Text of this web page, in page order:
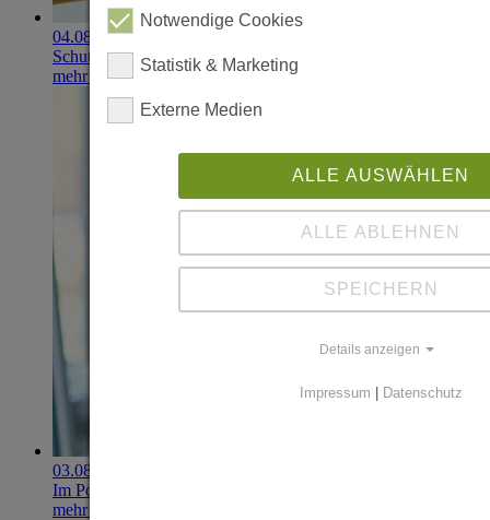
04.08.2026
Schutzhandschuhe erzielen 900.000-Euro-Exit
mehr erfahren
03.08.2026
Im Portfolio: Iset Telecom, IT für das Gesundheitswesen
mehr erfahren
Notwendige Cookies
Statistik & Marketing
Externe Medien
ALLE AUSWÄHLEN
ALLE ABLEHNEN
SPEICHERN
Details anzeigen
Impressum | Datenschutz